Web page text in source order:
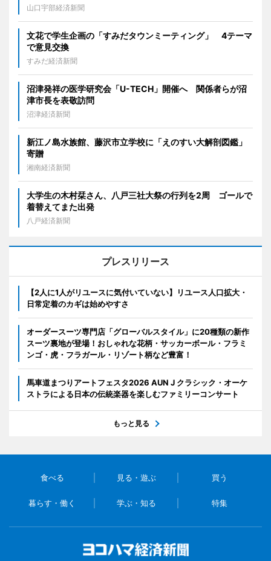
山口宇部経済新聞
文花で学生企画の「すみだタウンミーティング」 4テーマ
で意見交換
すみだ経済新聞
沼津発祥の医学研究会「U-TECH」開催へ 関係者らが沼
津市長を表敬訪問
沼津経済新聞
新江ノ島水族館、藤沢市立学校に「えのすい大解剖図鑑」
寄贈
湘南経済新聞
大学生の木村栞さん、八戸三社大祭の行列を2周 ゴールで
着替えてまた出発
八戸経済新聞
プレスリリース
【2人に1人がリユースに気付いていない】リユース人口拡大・
日常定着のカギは始めやすさ
オーダースーツ専門店「グローバルスタイル」に20種類の新作
スーツ裏地が登場！おしゃれな花柄・サッカーボール・フラミ
ンゴ・虎・フラガール・リゾート柄など豊富！
馬車道まつりアートフェスタ2026 AUN J クラシック・オーケ
ストラによる日本の伝統楽器を楽しむファミリーコンサート
もっと見る
食べる 見る・遊ぶ 買う
暮らす・働く 学ぶ・知る 特集